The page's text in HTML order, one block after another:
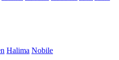
Halima Nobile